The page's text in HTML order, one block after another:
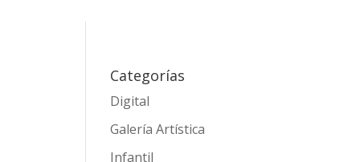
Categorías
Digital
Galería Artística
Infantil